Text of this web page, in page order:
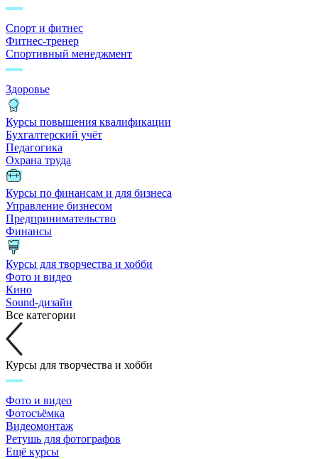
Спорт и фитнес
Фитнес-тренер
Спортивный менеджмент
Здоровье
Курсы повышения квалификации
Бухгалтерский учёт
Педагогика
Охрана труда
Курсы по финансам и для бизнеса
Управление бизнесом
Предпринимательство
Финансы
Курсы для творчества и хобби
Фото и видео
Кино
Sound-дизайн
Все категории
Курсы для творчества и хобби
Фото и видео
Фотосъёмка
Видеомонтаж
Ретушь для фотографов
Ещё курсы